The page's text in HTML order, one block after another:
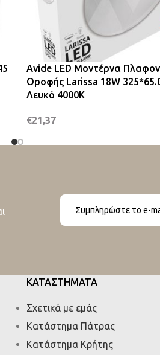
Avide LED Μοντέρνα
Οροφής Larissa 18W
Λευκό 4000K
€21,37
ΚΑΤΑΣΤΗΜΑΤΑ
Σχετικά με εμάς
Κατάστημα Πάτρας
Κατάστημα Κρήτης